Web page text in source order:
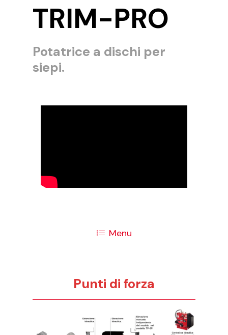
TRIM-PRO
Potatrice a dischi per
siepi.
Menu
Punti di forza